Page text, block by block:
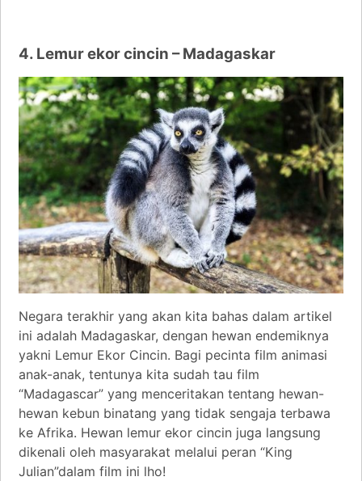
4. Lemur ekor cincin – Madagaskar
Negara terakhir yang akan kita bahas dalam artikel
ini adalah Madagaskar, dengan hewan endemiknya
yakni Lemur Ekor Cincin. Bagi pecinta film animasi
anak-anak, tentunya kita sudah tau film
“Madagascar” yang menceritakan tentang hewan-
hewan kebun binatang yang tidak sengaja terbawa
ke Afrika. Hewan lemur ekor cincin juga langsung
dikenali oleh masyarakat melalui peran “King
Julian”dalam film ini lho!